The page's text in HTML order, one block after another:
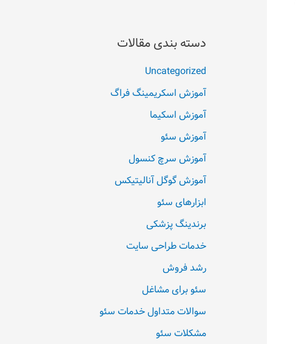
دسته بندی مقالات
Uncategorized
آموزش اسکریمینگ فراگ
آموزش اسکیما
آموزش سئو
آموزش سرچ کنسول
آموزش گوگل آنالیتیکس
ابزارهای سئو
برندینگ پزشکی
خدمات طراحی سایت
رشد فروش
سئو برای مشاغل
سوالات متداول خدمات سئو
مشکلات سئو